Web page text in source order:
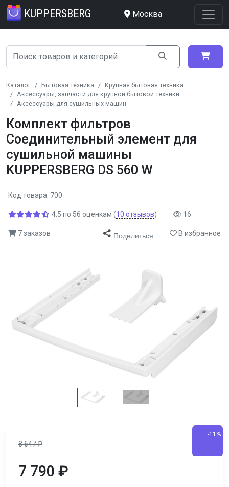
KUPPERSBERG Москва
Каталог Бытовая техника
Крупная бытовая техника
Аксессуары, запчасти для крупной бытовой техники
Аксессуары для сушильных машин
Комплект фильтров
Соединительный элемент для
сушильной машины
KUPPERSBERG DS 560 W
Код товара: 700
4.5 по 56 оценкам (10 отзывов) 16
7 заказов Поделиться В избранное
8 647₽
-11%
7 790 ₽